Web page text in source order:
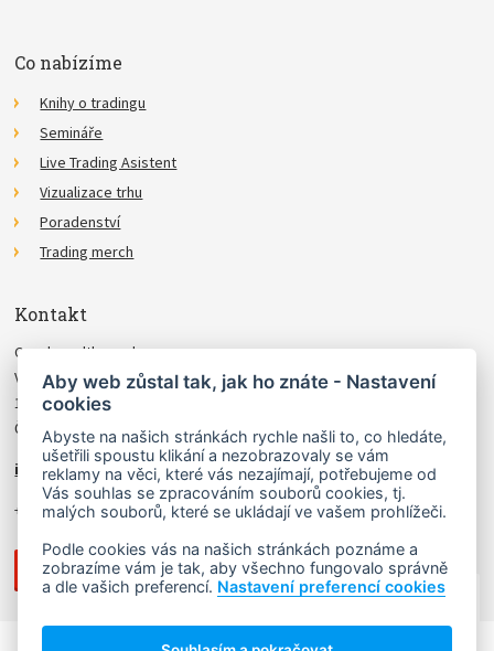
Co nabízíme
Knihy o tradingu
Semináře
Live Trading Asistent
Vizualizace trhu
Poradenství
Trading merch
Kontakt
Czechwealth, spol. s r.o.
Višňová 4
140 00 Praha 4
Česká Republika
info@czechwealth.cz
+420 226 804 571 (9–12 hod.)
NAHORU ↑
Aby web zůstal tak, jak ho znáte - Nastavení
cookies
Abyste na našich stránkách rychle našli to, co hledáte,
ušetřili spoustu klikání a nezobrazovaly se vám
reklamy na věci, které vás nezajímají, potřebujeme od
Vás souhlas se zpracováním souborů cookies, tj.
malých souborů, které se ukládají ve vašem prohlížeči.
Podle cookies vás na našich stránkách poznáme a
zobrazíme vám je tak, aby všechno fungovalo správně
a dle vašich preferencí. Nastavení preferencí cookies